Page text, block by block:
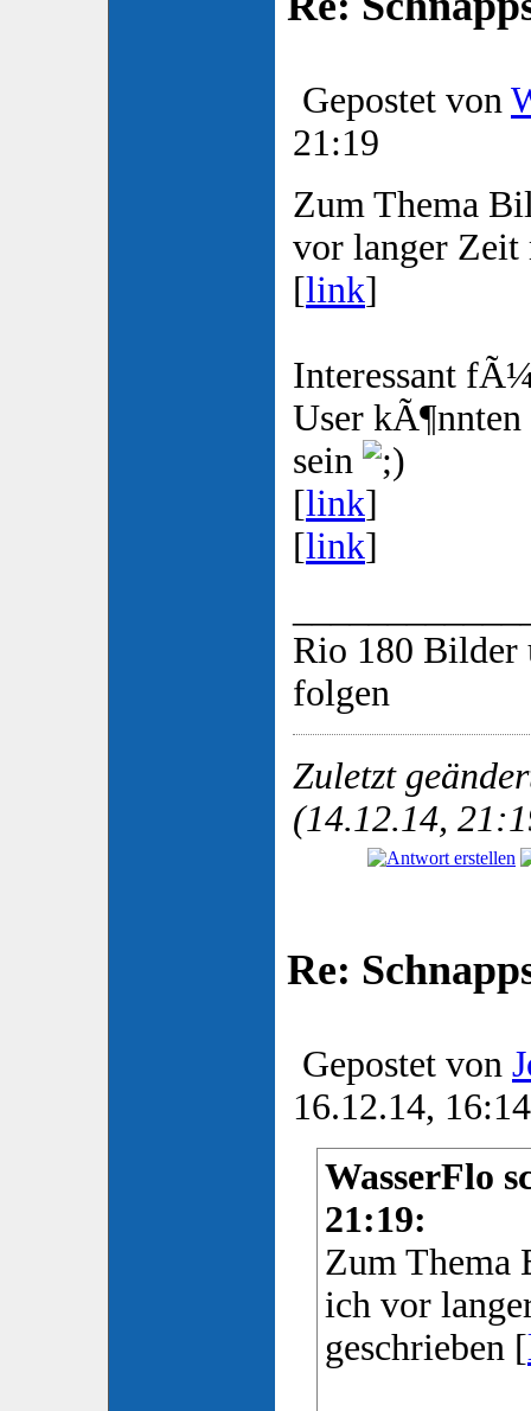
Gepostet von
21:19
Zum Thema
vor langer Zeit
[link]
Interessant
User
sein
[link]
[link]
Rio 180 Bilder
folgen
Zuletzt
(14.12.14,
Re:
Gepostet von
16.12.14, 16:14
WasserFlo
21:19:
Zum Thema
ich vor
geschrieben [